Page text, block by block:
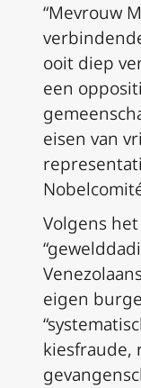
“Mevrouw
ooit diep
een
eisen van
Volgens
eigen
kiesfraude,